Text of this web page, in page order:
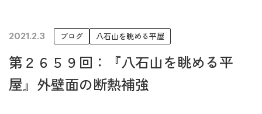
未来に住み継ぐ平屋
2021.2.3 ブログ 八石山を眺める平屋
第２６５９回：『八石山を眺める平
屋』外壁面の断熱補強